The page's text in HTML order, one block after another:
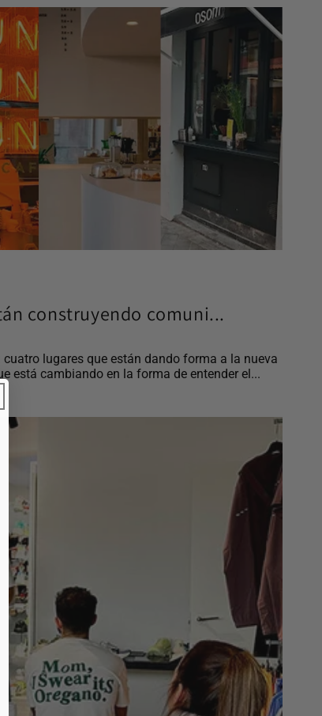
construyendo comuni...
lugares que están dando forma a la nueva
está cambiando en la forma de entender el...